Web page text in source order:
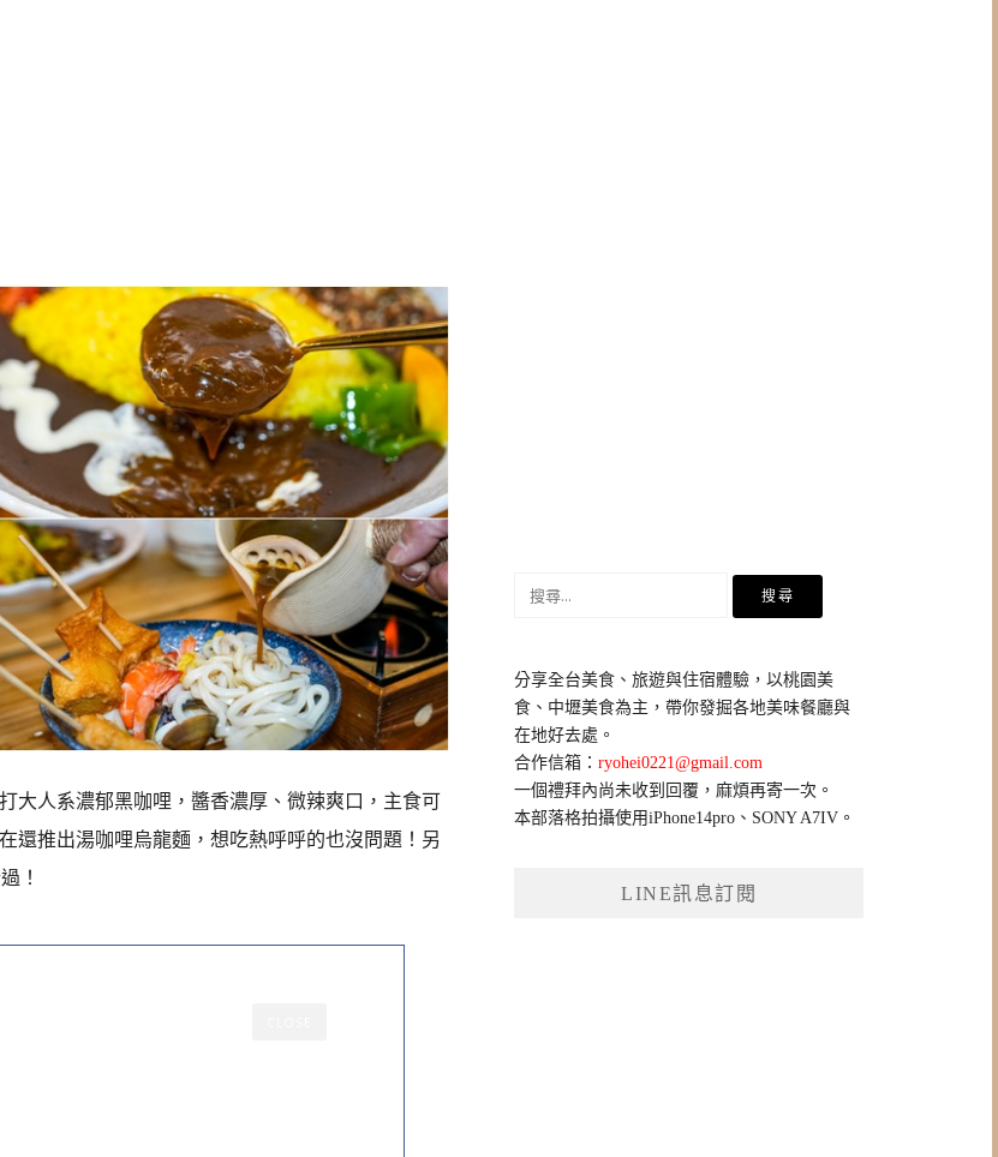
大人系濃郁黑咖哩，醬香濃厚、微辣爽口，主食可
還推出湯咖哩烏龍麵，想吃熱呼呼的也沒問題！另
！
鍵
字:
分享全台美食、旅遊與住宿體驗，以桃園美
食、中壢美食為主，帶你發掘各地美味餐廳與
在地好去處。
合作信箱：ryohei0221@gmail.com
一個禮拜內尚未收到回覆，麻煩再寄一次。
本部落格拍攝使用iPhone14pro、SONY A7IV。
LINE訊息訂閱